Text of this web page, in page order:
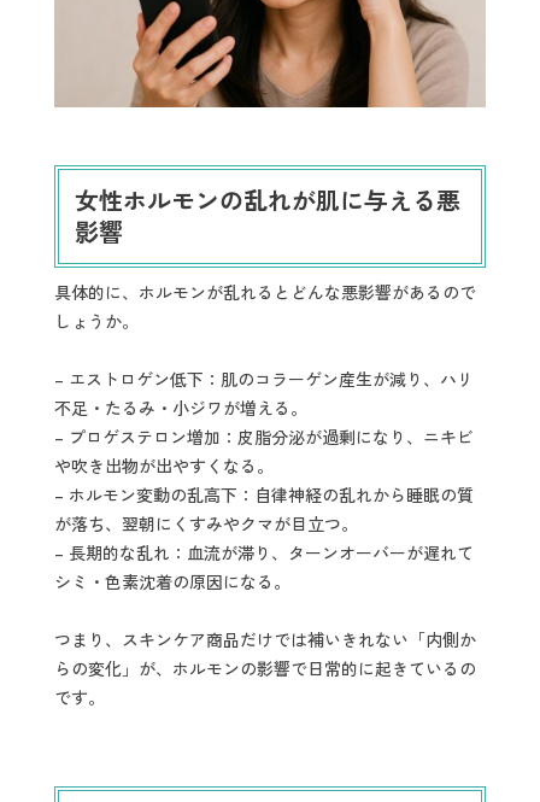
女性ホルモンの乱れが肌に与える悪
影響
具体的に、ホルモンが乱れるとどんな悪影響があるので
しょうか。
– エストロゲン低下：肌のコラーゲン産生が減り、ハリ
不足・たるみ・小ジワが増える。
– プロゲステロン増加：皮脂分泌が過剰になり、ニキビ
や吹き出物が出やすくなる。
– ホルモン変動の乱高下：自律神経の乱れから睡眠の質
が落ち、翌朝にくすみやクマが目立つ。
– 長期的な乱れ：血流が滞り、ターンオーバーが遅れて
シミ・色素沈着の原因になる。
つまり、スキンケア商品だけでは補いきれない「内側か
らの変化」が、ホルモンの影響で日常的に起きているの
です。